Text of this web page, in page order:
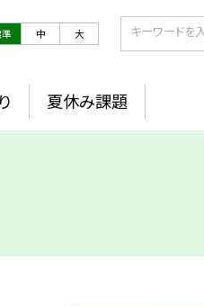
中 大
夏休み課題